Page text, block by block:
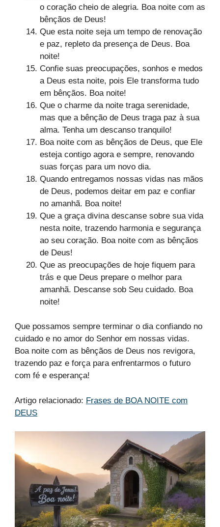
o coração cheio de alegria. Boa noite com as
bênçãos de Deus!
Que esta noite seja um tempo de renovação
e paz, repleto da presença de Deus. Boa
noite!
Confie suas preocupações, sonhos e medos
a Deus esta noite, pois Ele transforma tudo
em bênçãos. Boa noite!
Que o charme da noite traga serenidade,
mas que a bênção de Deus traga paz à sua
alma. Tenha um descanso tranquilo!
Boa noite com as bênçãos de Deus, que Ele
esteja contigo agora e sempre, renovando
suas forças para um novo dia.
Quando entregamos nossas vidas nas mãos
de Deus, podemos deitar em paz e confiar
no amanhã. Boa noite!
Que a graça divina descanse sobre sua vida
nesta noite, trazendo harmonia e segurança
ao seu coração. Boa noite com as bênçãos
de Deus!
Que as preocupações de hoje fiquem para
trás e que Deus prepare o melhor para
amanhã. Descanse sob Seu cuidado. Boa
noite!
Que possamos sempre terminar o dia confiando no
cuidado e no amor do Senhor em nossas vidas.
Boa noite com as bênçãos de Deus nos revigora,
trazendo paz e força para enfrentarmos o futuro
com fé e esperança!
Artigo relacionado: Frases de BOA NOITE com
DEUS